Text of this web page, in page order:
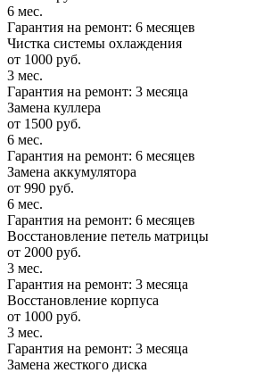
6 мес.
Гарантия на ремонт: 6 месяцев
Чистка системы охлаждения
от 1000 руб.
3 мес.
Гарантия на ремонт: 3 месяца
Замена куллера
от 1500 руб.
6 мес.
Гарантия на ремонт: 6 месяцев
Замена аккумулятора
от 990 руб.
6 мес.
Гарантия на ремонт: 6 месяцев
Восстановление петель матрицы
от 2000 руб.
3 мес.
Гарантия на ремонт: 3 месяца
Восстановление корпуса
от 1000 руб.
3 мес.
Гарантия на ремонт: 3 месяца
Замена жесткого диска